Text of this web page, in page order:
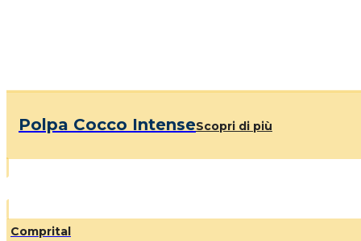
Polpa Cocco IntenseScopri di più
Comprital